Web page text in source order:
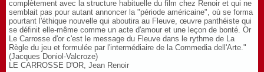
complètement avec la structure habituelle du film chez Renoir et qui ne
semblait pas pour autant annoncer la "période américaine", où se forma
pourtant l'éthique nouvelle qui aboutira au Fleuve, œuvre panthéiste qui
se définit elle-même comme un acte d'amour et une leçon de bonté. Or
Le Carrosse d'or c'est le message du Fleuve dans le rythme de La
Règle du jeu et formulée par l'intermédiaire de la Commedia dell'Arte."
(Jacques Doniol-Valcroze)
LE CARROSSE D'OR, Jean Renoir